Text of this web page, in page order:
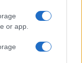
or app.